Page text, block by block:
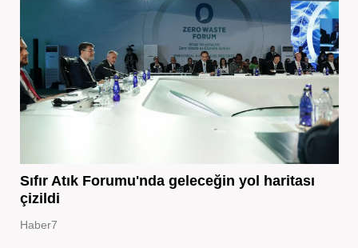
Sıfır Atık Forumu'nda geleceğin yol haritası
çizildi
Haber7